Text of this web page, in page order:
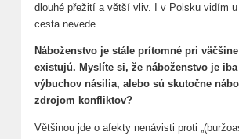
dlouhé přežití a větší vliv. I v Polsku vidím
cesta nevede.
Náboženstvo je stále prítomné pri
existujú. Myslíte si, že náboženstvo je
výbuchov násilia, alebo sú skutočne
zdrojom konfliktov?
Většinou jde o afekty nenávisti proti